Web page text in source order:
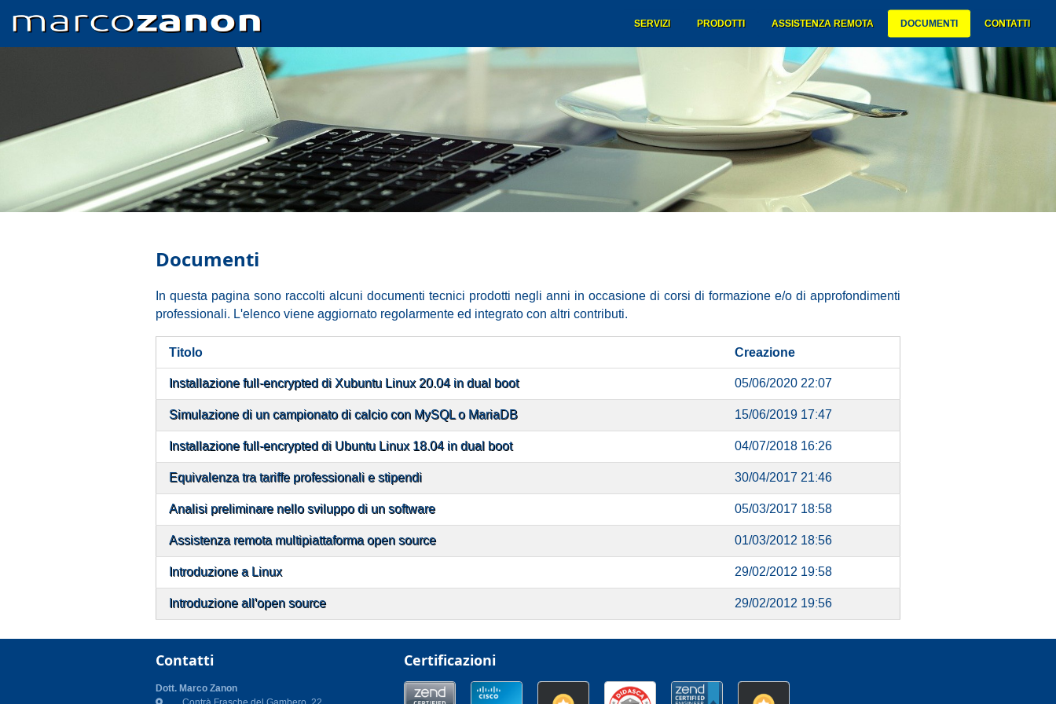
main
content
SERVIZI PRODOTTI ASSISTENZA REMOTA DOCUMENTI CONTATTI
Documenti
In questa pagina sono raccolti alcuni documenti tecnici prodotti negli anni in occasione di corsi di formazione e/o di approfondimenti
professionali. L'elenco viene aggiornato regolarmente ed integrato con altri contributi.
Titolo Creazione
Installazione full-encrypted di Xubuntu Linux 20.04 in dual boot
05/06/2020 22:07
Simulazione di un campionato di calcio con MySQL o MariaDB
15/06/2019 17:47
Installazione full-encrypted di Ubuntu Linux 18.04 in dual boot
04/07/2018 16:26
Equivalenza tra tariffe professionali e stipendi
30/04/2017 21:46
Analisi preliminare nello sviluppo di un software
05/03/2017 18:58
Assistenza remota multipiattaforma open source
01/03/2012 18:56
Introduzione a Linux
29/02/2012 19:58
Introduzione all'open source
29/02/2012 19:56
Contatti
Dott. Marco Zanon
Certificazioni